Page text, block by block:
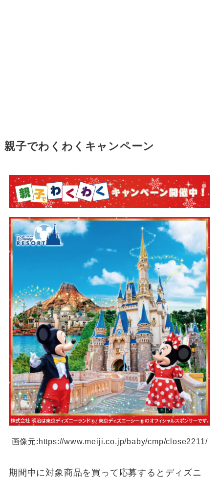
親子でわくわくキャンペーン
画像元:https://www.meiji.co.jp/baby/cmp/close2211/
期間中に対象商品を買って応募するとディズニ